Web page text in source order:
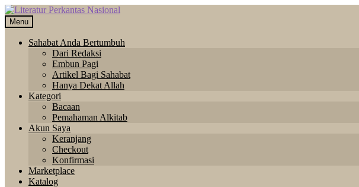
Skip
to
navigation
Langsung
ke
isi
Menu
Sahabat Anda Bertumbuh
Dari Redaksi
Embun Pagi
Artikel Bagi Sahabat
Hanya Dekat Allah
Kategori
Bacaan
Pemahaman Alkitab
Akun Saya
Keranjang
Checkout
Konfirmasi
Marketplace
Katalog